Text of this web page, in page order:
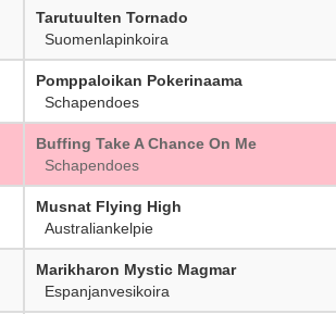
Tarutuulten Tornado
Suomenlapinkoira
Pomppaloikan Pokerinaama
Schapendoes
Buffing Take A Chance On Me
Schapendoes
Musnat Flying High
Australiankelpie
Marikharon Mystic Magmar
Espanjanvesikoira